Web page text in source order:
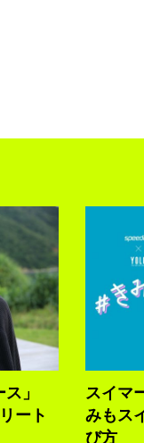
」
ート
スイマ
みもス
び方